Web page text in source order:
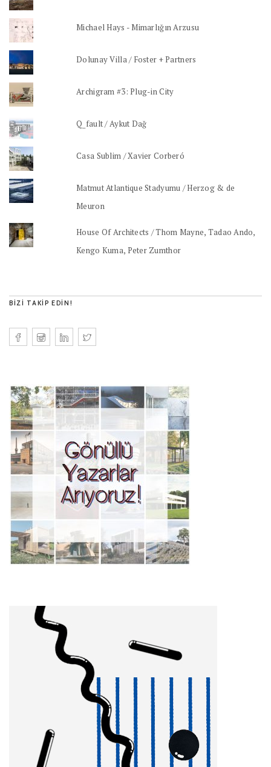
Michael Hays - Mimarlığın Arzusu
Dolunay Villa / Foster + Partners
Archigram #3: Plug-in City
Q_fault / Aykut Dağ
Casa Sublim / Xavier Corberó
Matmut Atlantique Stadyumu / Herzog & de
Meuron
House Of Architects / Thom Mayne, Tadao Ando,
Kengo Kuma, Peter Zumthor
BIZI TAKIP EDIN!